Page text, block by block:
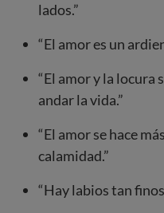
lados.”
“El amor es un
“El amor y la locura
andar la vida.”
“El amor se hace
calamidad.”
“Hay labios tan